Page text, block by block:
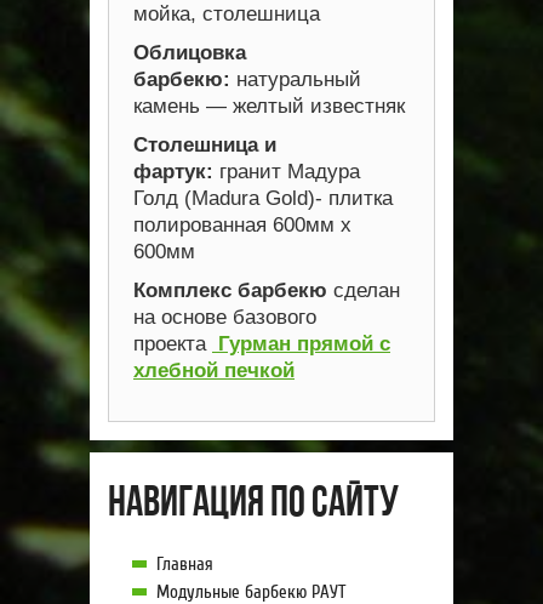
мойка, столешница
Облицовка
барбекю: натуральный
камень — желтый известняк
Столешница и
фартук: гранит Мадура
Голд (Madura Gold)- плитка
полированная 600мм х
600мм
Комплекс барбекю сделан
на основе базового
проекта Гурман прямой с
хлебной печкой
Навигация по сайту
Главная
Модульные барбекю РАУТ